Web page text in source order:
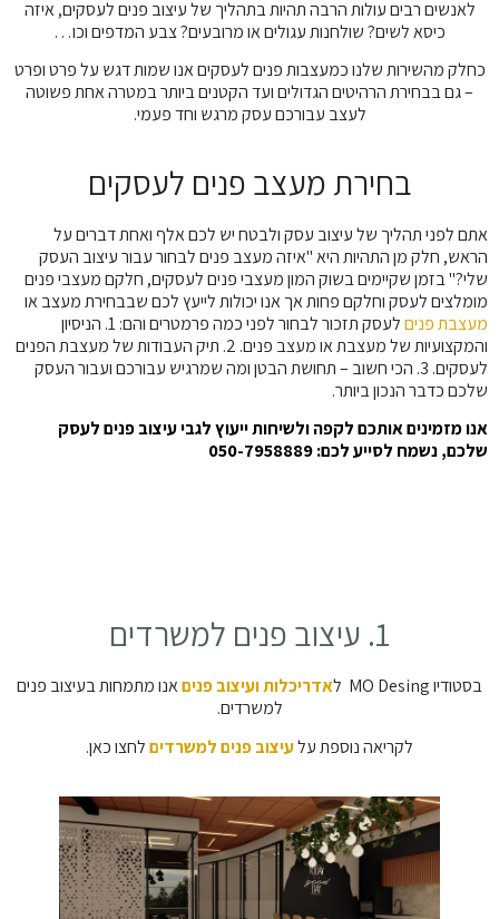
לאנשים רבים עולות הרבה תהיות בתהליך של עיצוב פנים לעסקים, איזה
כיסא לשים? שולחנות עגולים או מרובעים? צבע המדפים וכו…
כחלק מהשירות שלנו כמעצבות פנים לעסקים אנו שמות דגש על פרט ופרט
– גם בבחירת הרהיטים הגדולים ועד הקטנים ביותר במטרה אחת פשוטה
לעצב עבורכם עסק מרגש וחד פעמי.
בחירת מעצב פנים לעסקים
אתם לפני תהליך של עיצוב עסק ולבטח יש לכם אלף ואחת דברים על
הראש, חלק מן התהיות היא "איזה מעצב פנים לבחור עבור עיצוב העסק
שלי?" בזמן שקיימים בשוק המון מעצבי פנים לעסקים, חלקם מעצבי פנים
מומלצים לעסק וחלקם פחות אך אנו יכולות לייעץ לכם שבבחירת מעצב או
מעצבת פנים
לעסק תזכור לבחור לפני כמה פרמטרים והם: 1. הניסיון
והמקצועיות של מעצבת או מעצב פנים. 2. תיק העבודות של מעצבת הפנים
לעסקים. 3. הכי חשוב – תחושת הבטן ומה שמרגיש עבורכם ועבור העסק
שלכם כדבר הנכון ביותר.
אנו מזמינים אותכם לקפה ולשיחות ייעוץ לגבי עיצוב פנים לעסק
שלכם, נשמח לסייע לכם: 050-7958889
1. עיצוב פנים למשרדים
בסטודיו MO Desing ל אדריכלות ועיצוב פניםאנו מתמחות בעיצוב פנים
למשרדים.
לקריאה נוספת עלעיצוב פנים למשרדיםלחצו כאן.